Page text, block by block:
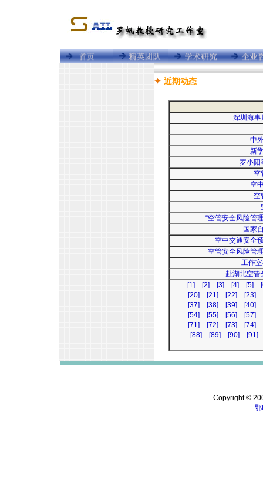
近期动态
深圳海事
中
新
罗小阳
空
空
空
“空管安全风险管
国家
空中交通安全
空管安全风险管
工作
赴湖北空
[1]
[2] [3] [4] [5]
[20]
[21] [22] [23]
[37]
[38] [39] [40]
[54]
[55] [56] [57]
[71]
[72] [73] [74]
[88]
[89] [90] [91]
Copyright ©